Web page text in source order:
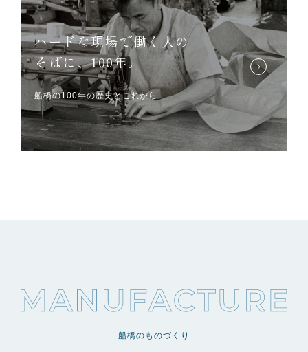
ハードな現場で働く人の
そばに、100年。
船橋の100年の歴史とこれから
船橋のものづくり